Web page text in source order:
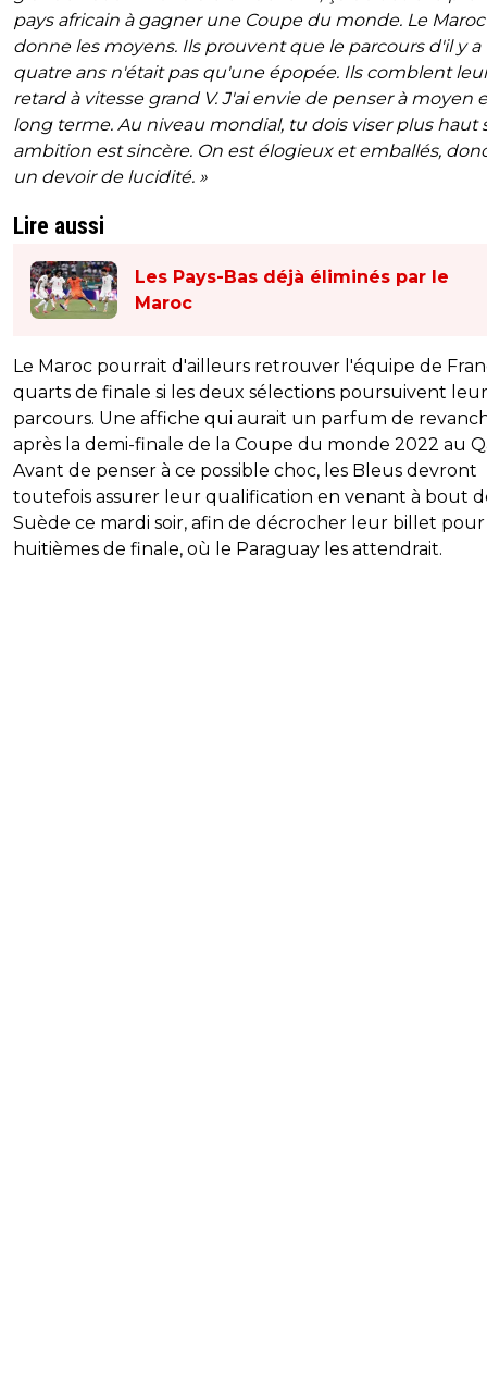
pays africain à gagner une Coupe du monde. Le Maroc
donne les moyens. Ils prouvent que le parcours d'il y a
quatre ans n'était pas qu'une épopée. Ils comblent
retard à vitesse grand V. J'ai envie de penser à moyen
long terme. Au niveau mondial, tu dois viser plus haut
ambition est sincère. On est élogieux et emballés,
un devoir de lucidité. »
Lire aussi
Les Pays-Bas déjà éliminés par le
Maroc
Le Maroc pourrait d'ailleurs retrouver l'équipe de
quarts de finale si les deux sélections poursuivent leur
parcours. Une affiche qui aurait un parfum de
après la demi-finale de la Coupe du monde 2022 au
Avant de penser à ce possible choc, les Bleus devront
toutefois assurer leur qualification en venant à bout
Suède ce mardi soir, afin de décrocher leur billet pour
huitièmes de finale, où le Paraguay les attendrait.